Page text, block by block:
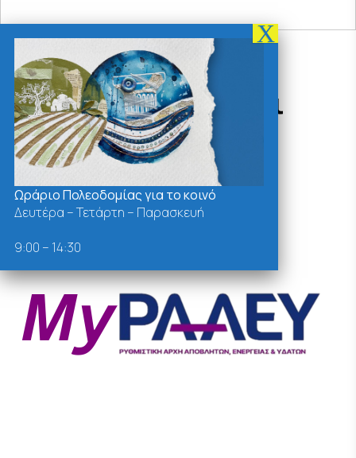
Δράσεις - Χρήσιμοι
Σύνδεσμοι
Ωράριο Πολεοδομίας για το κοινό
Δευτέρα – Τετάρτη – Παρασκευή
9:00 – 14:30